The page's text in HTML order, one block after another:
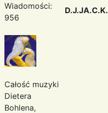
Wiadomości:
956
Całość muzyki
Dietera
Bohlena,
D.J.JA.C.K.